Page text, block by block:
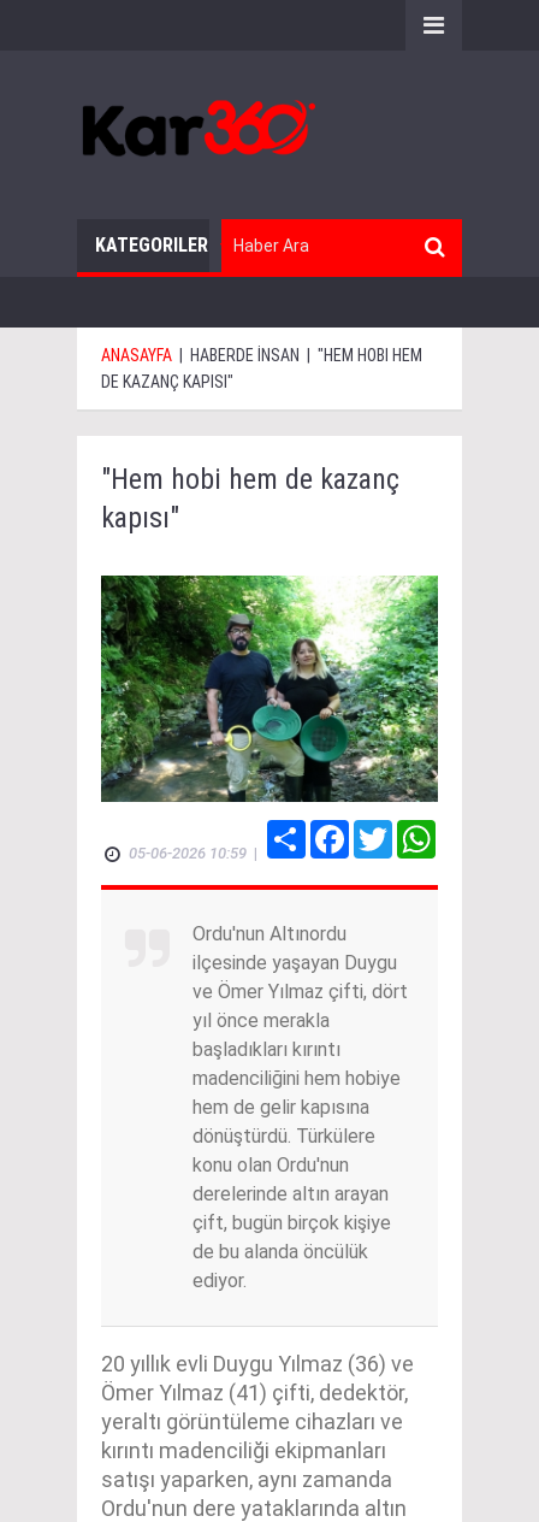
KATEGORILER
ANASAYFA | HABERDE İNSAN | "HEM HOBI HEM
DE KAZANÇ KAPISI"
"Hem hobi hem de kazanç
kapısı"
05-06-2026 10:59 |
Share FacebookTwitter
Ordu'nun Altınordu
ilçesinde yaşayan Duygu
ve Ömer Yılmaz çifti, dört
yıl önce merakla
başladıkları kırıntı
madenciliğini hem hobiye
hem de gelir kapısına
dönüştürdü. Türkülere
konu olan Ordu'nun
derelerinde altın arayan
çift, bugün birçok kişiye
de bu alanda öncülük
ediyor.
20 yıllık evli Duygu Yılmaz (36) ve
Ömer Yılmaz (41) çifti, dedektör,
yeraltı görüntüleme cihazları ve
kırıntı madenciliği ekipmanları
satışı yaparken, aynı zamanda
Ordu'nun dere yataklarında altın